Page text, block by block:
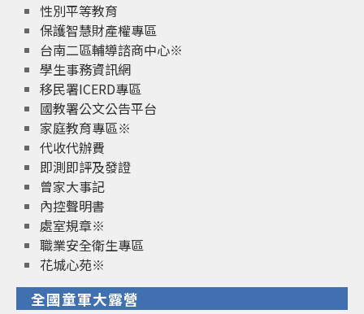
性別平等教育
保護智慧財產權專區
台南二區輔導諮商中心※
學生事務資訊網
移民署ICERD專區
國教署公文公告平台
家庭教育專區※
代收代辦費
即測即評及發證
曾家大事記
內控聲明書
處室規章※
職業安全衛生專區
花城心苑※
全國童軍大露營